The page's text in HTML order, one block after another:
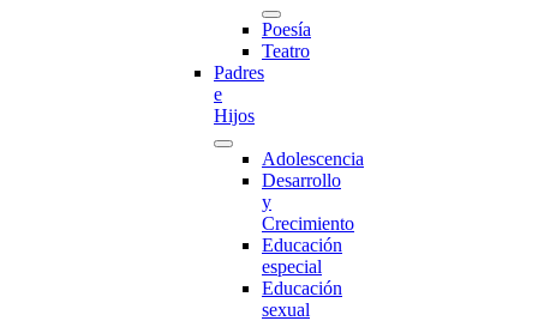
Poesía
Teatro
Padres
e
Hijos
Adolescencia
Desarrollo
y
Crecimiento
Educación
especial
Educación
sexual